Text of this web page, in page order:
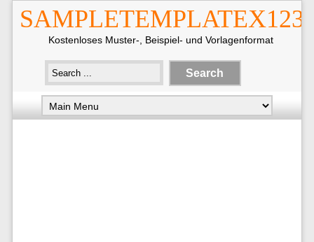
Kostenloses Muster-, Beispiel- und Vorlagenformat